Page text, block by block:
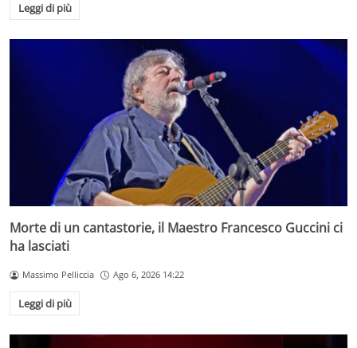
Leggi di più
Morte di un cantastorie, il Maestro Francesco Guccini ci
ha lasciati
Massimo Pelliccia Ago 6, 2026 14:22
Leggi di più